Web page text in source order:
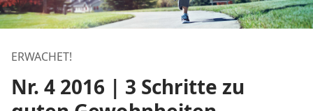
ERWACHET!
Nr. 4 2016 | 3 Schritte zu